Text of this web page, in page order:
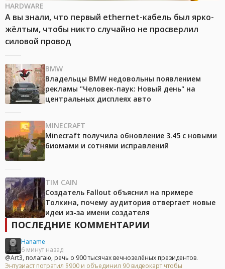
HARDWARE
А вы знали, что первый ethernet-кабель был ярко-
жёлтым, чтобы никто случайно не просверлил
силовой провод
BMW
Владельцы BMW недовольны появлением
рекламы "Человек-паук: Новый день" на
центральных дисплеях авто
MINECRAFT
Minecraft получила обновление 3.45 с новыми
биомами и сотнями исправлений
TIM CAIN
Создатель Fallout объяснил на примере
Толкина, почему аудитория отвергает новые
идеи из-за имени создателя
ПОСЛЕДНИЕ КОММЕНТАРИИ
Haname
6 минут назад
@Art3, полагаю, речь о 900 тысячах вечнозелёных президентов.
Энтузиаст потратил $900 и объединил 90 видеокарт чтобы